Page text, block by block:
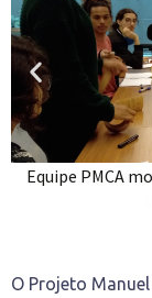
Equipe PMCA
O Projeto